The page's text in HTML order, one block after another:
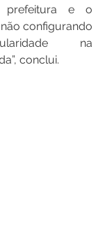
prefeitura e o
configurando
na
conclui.